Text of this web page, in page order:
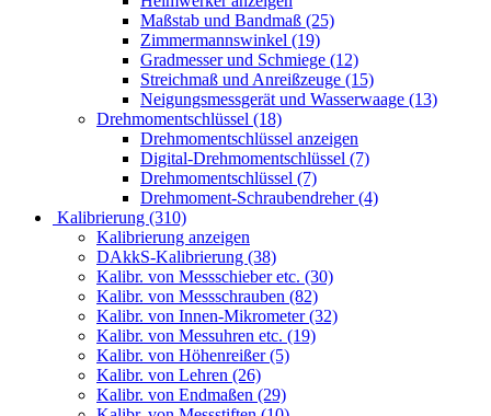
Maßstab und Bandmaß (25)
Zimmermannswinkel (19)
Gradmesser und Schmiege (12)
Streichmaß und Anreißzeuge (15)
Neigungsmessgerät und Wasserwaage (13)
Drehmomentschlüssel (18)
Drehmomentschlüssel anzeigen
Digital-Drehmomentschlüssel (7)
Drehmomentschlüssel (7)
Drehmoment-Schraubendreher (4)
Kalibrierung (310)
Kalibrierung anzeigen
DAkkS-Kalibrierung (38)
Kalibr. von Messschieber etc. (30)
Kalibr. von Messschrauben (82)
Kalibr. von Innen-Mikrometer (32)
Kalibr. von Messuhren etc. (19)
Kalibr. von Höhenreißer (5)
Kalibr. von Lehren (26)
Kalibr. von Endmaßen (29)